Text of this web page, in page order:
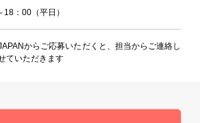
18：00（平日）
からご応募いただくと、担当からご連絡し
ていただきます